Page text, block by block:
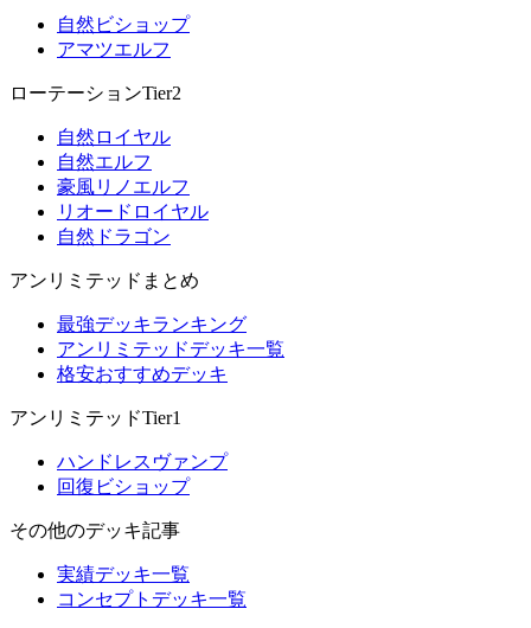
自然ビショップ
アマツエルフ
ローテーションTier2
自然ロイヤル
自然エルフ
豪風リノエルフ
リオードロイヤル
自然ドラゴン
アンリミテッドまとめ
最強デッキランキング
アンリミテッドデッキ一覧
格安おすすめデッキ
アンリミテッドTier1
ハンドレスヴァンプ
回復ビショップ
その他のデッキ記事
実績デッキ一覧
コンセプトデッキ一覧